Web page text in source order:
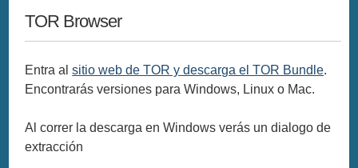
TOR Browser
Entra alsitio web de TOR y descarga el TOR Bundle.
Encontrarás versiones para Windows, Linux o Mac.
Al correr la descarga en Windows verás un dialogo de
extracción